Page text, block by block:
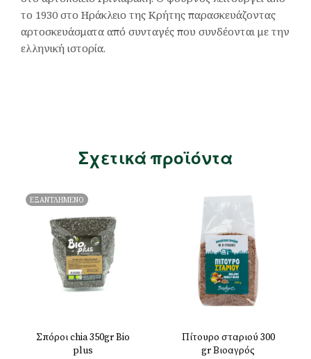
το 1930 στο Ηράκλειο της Κρήτης παρασκευάζοντας
αρτοσκευάσματα από συνταγές που συνδέονται με την
ελληνική ιστορία.
Σχετικά προϊόντα
ΕΞΑΝΤΛΗΜΕΝΟ
Σπόροι chia 350gr Bio
plus
Πίτουρο σταριού 300
gr Βιοαγρός